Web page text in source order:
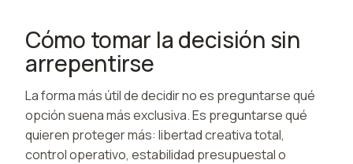
Cómo tomar la decisión sin
arrepentirse
La forma más útil de decidir no es preguntarse qué
opción suena más exclusiva. Es preguntarse qué
quieren proteger más: libertad creativa total,
control operativo, estabilidad presupuestal o